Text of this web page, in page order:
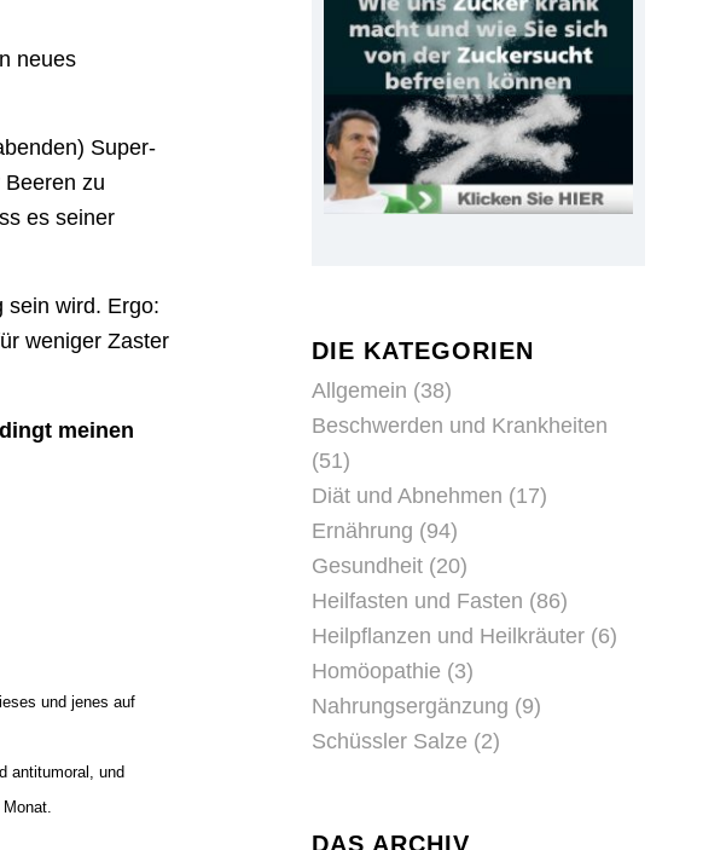
neues
Super-
zu
es seiner
sein wird. Ergo:
weniger Zaster
meinen
und jenes auf
antitumoral, und
DIE KATEGORIEN
Allgemein (38)
Beschwerden und Krankheiten
(51)
Diät und Abnehmen (17)
Ernährung (94)
Gesundheit (20)
Heilfasten und Fasten (86)
Heilpflanzen und Heilkräuter (6)
Homöopathie (3)
Nahrungsergänzung (9)
Schüssler Salze (2)
DAS ARCHIV